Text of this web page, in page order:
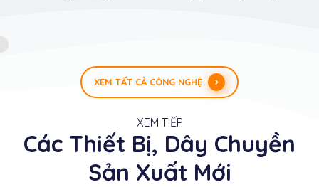
XEM TẤT CẢ CÔNG NGHỆ
XEM TIẾP
Các Thiết Bị, Dây Chuyền
Sản Xuất Mới